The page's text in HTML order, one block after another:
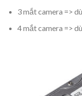
3 mắt camera =>
4 mắt camera =>